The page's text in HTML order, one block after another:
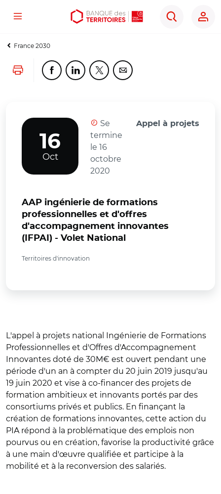
Aller
contenu
Aller
menu
Ouvrir
outils
Menu
Rechercher
France 2030
Lancer l'impressionPartager cette page sur Facebook
Partager cette page sur Linkedin
Partager cette page sur Twitter
Partager cette page sur
16
Oct
Se
termine
le 16
octobre
2020
Appel à projets
AAP ingénierie de formations
professionnelles et d'offres
d'accompagnement innovantes
(IFPAI) - Volet National
Territoires d'innovation
L'appel à projets national Ingénierie de Formations
Professionnelles et d'Offres d'Accompagnement
Innovantes doté de 30M€ est ouvert pendant une
période d'un an à compter du 20 juin 2019 jusqu'au
19 juin 2020 et vise à co-financer des projets de
formation ambitieux et innovants portés par des
consortiums privés et publics. En finançant la
création de formations innovantes, cette action du
PIA répond à la problématique des emplois non
pourvus ou en création, favorise la productivité grâce
à une main d'œuvre qualifiée et participe à la
mobilité et à la reconversion des salariés.